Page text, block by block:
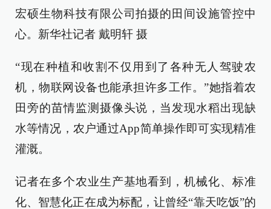
宏硕生物科技有限公司拍摄的田间设施管控中
心。新华社记者 戴明轩 摄
“现在种植和收割不仅用到了各种无人驾驶农
机，物联网设备也能承担许多工作。”她指着农
田旁的苗情监测摄像头说，当发现水稻出现缺
水等情况，农户通过App简单操作即可实现精准
灌溉。
记者在多个农业生产基地看到，机械化、标准
化、智慧化正在成为标配，让曾经“靠天吃饭”的